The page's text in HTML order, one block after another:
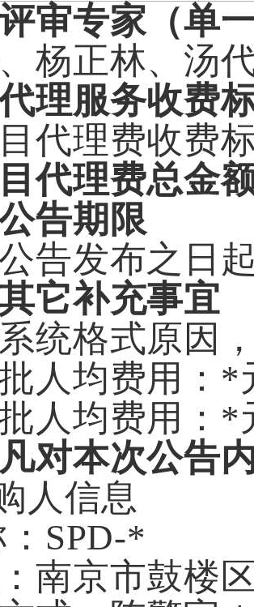
审专家（单
杨正林、汤
理服务收费
代理费收费
代理费总金
告期限
告发布之日
它补充事宜
统格式原因
人均费用：*
人均费用：*
对本次公告
人信息
称：
：南